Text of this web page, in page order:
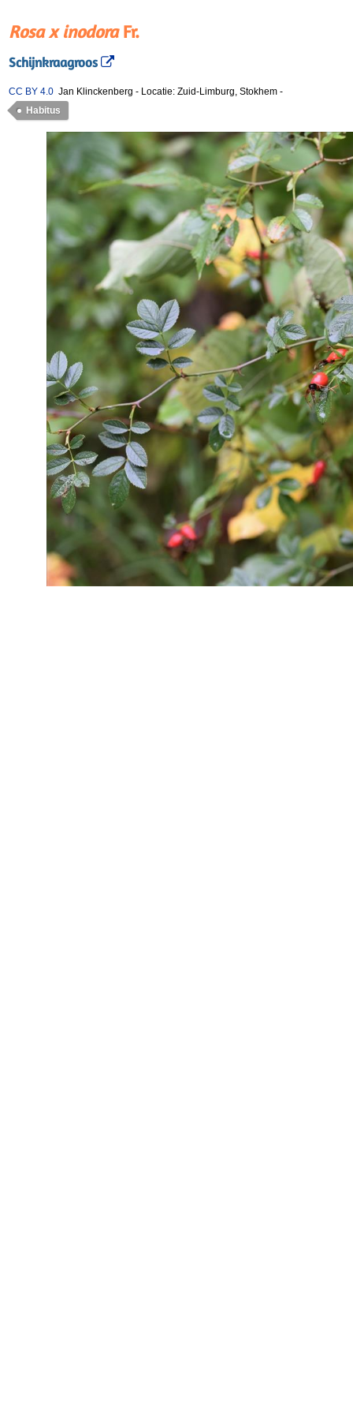
Rosa x inodoraFr.
Schijnkraagroos
CC BY 4.0 Jan Klinckenberg - Locatie: Zuid-Limburg, Stokhem -
Habitus